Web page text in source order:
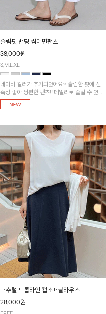
슬림핏 밴딩 썸머면팬츠
38,000원
S,M,L,XL
네이비 컬러가 추가되었어요~ 슬림한 핏에 신
축성 좋아 짱편한 팬츠!! 데일리로 즐길 수 있
는 기본 컬러들로 준비했어요~
내추럴 드롭라인 캡소매블라우스
28,000원